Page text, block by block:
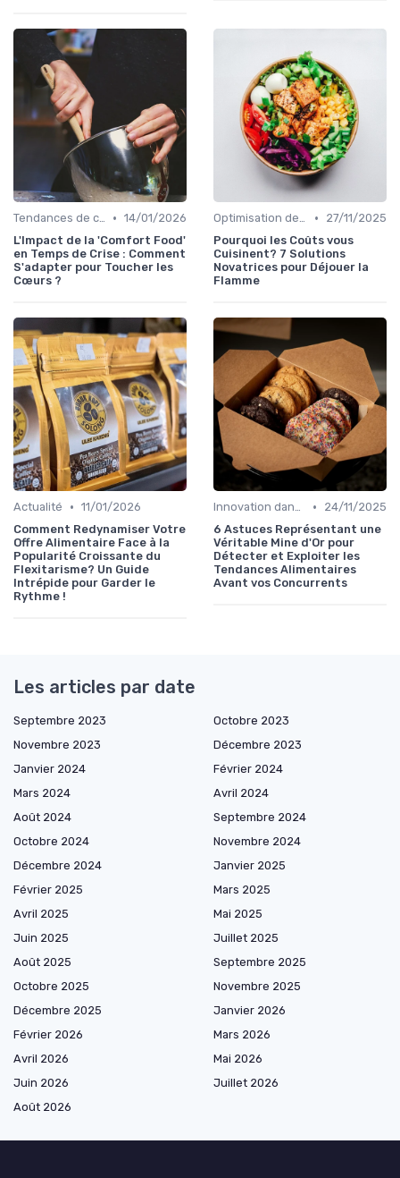
Tendances de consommation • 14/01/2026
L'Impact de la 'Comfort Food'
en Temps de Crise : Comment
S'adapter pour Toucher les
Cœurs ?
Optimisation des coûts •
27/11/2025
Pourquoi les Coûts vous
Cuisinent? 7 Solutions
Novatrices pour Déjouer la
Flamme
Actualité • 11/01/2026
Comment Redynamiser Votre
Offre Alimentaire Face à la
Popularité Croissante du
Flexitarisme? Un Guide
Intrépide pour Garder le
Rythme !
Innovation dans la food •
24/11/2025
6 Astuces Représentant une
Véritable Mine d'Or pour
Détecter et Exploiter les
Tendances Alimentaires
Avant vos Concurrents
Les articles par date
Septembre 2023
Octobre 2023
Novembre 2023
Décembre 2023
Janvier 2024
Février 2024
Mars 2024
Avril 2024
Août 2024
Septembre 2024
Octobre 2024
Novembre 2024
Décembre 2024
Janvier 2025
Février 2025
Mars 2025
Avril 2025
Mai 2025
Juin 2025
Juillet 2025
Août 2025
Septembre 2025
Octobre 2025
Novembre 2025
Décembre 2025
Janvier 2026
Février 2026
Mars 2026
Avril 2026
Mai 2026
Juin 2026
Juillet 2026
Août 2026